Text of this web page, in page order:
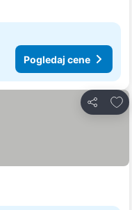
Pogledaj cene
Deli